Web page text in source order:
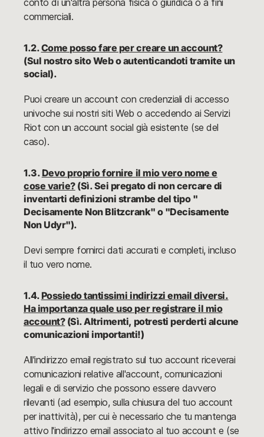
conto di un'altra persona fisica o giuridica o a fini
commerciali.
1.2.Come posso fare per creare un account?
(Sul nostro sito Web o autenticandoti tramite un
social).
Puoi creare un account con credenziali di accesso
univoche sui nostri siti Web o accedendo ai Servizi
Riot con un account social già esistente (se del
caso).
1.3. Devo proprio fornire il mio vero nome e
cose varie?(Sì. Sei pregato di non cercare di
inventarti definizioni strambe del tipo "
Decisamente Non Blitzcrank" o "Decisamente
Non Udyr").
Devi sempre fornirci dati accurati e completi, incluso
il tuo vero nome.
1.4. Possiedo tantissimi indirizzi email diversi.
Ha importanza quale uso per registrare il mio
account?(Sì. Altrimenti, potresti perderti alcune
comunicazioni importanti!)
All'indirizzo email registrato sul tuo account riceverai
comunicazioni relative all'account, comunicazioni
legali e di servizio che possono essere davvero
rilevanti (ad esempio, sulla chiusura del tuo account
per inattività), per cui è necessario che tu mantenga
attivo l'indirizzo email associato al tuo account e (se